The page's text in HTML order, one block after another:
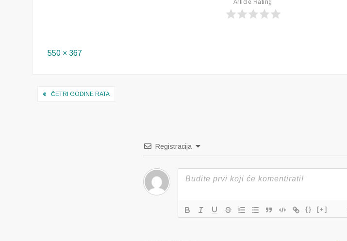
Article Rating
Full
550 × 367
Navigacija
ČETRI GODINE RATA
Registracija
{} [+]